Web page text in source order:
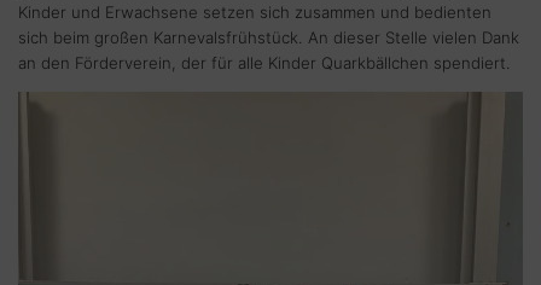
Kinder und Erwachsene setzen sich zusammen und bedienten
sich beim großen Karnevalsfrühstück. An dieser Stelle vielen Dank
an den Förderverein, der für alle Kinder Quarkbällchen spendiert.